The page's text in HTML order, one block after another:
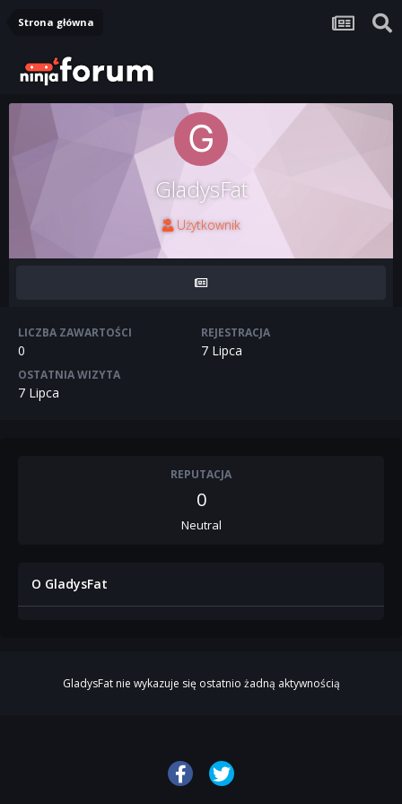
Strona główna
GladysFat
Użytkownik
LICZBA ZAWARTOŚCI
0
REJESTRACJA
7 Lipca
OSTATNIA WIZYTA
7 Lipca
REPUTACJA
0
Neutral
O GladysFat
GladysFat nie wykazuje się ostatnio żadną aktywnością